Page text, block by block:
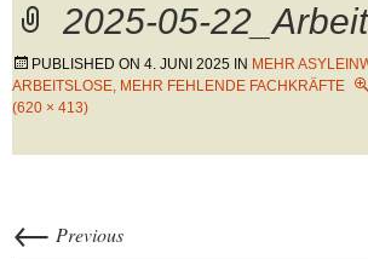
2025-05-
PUBLISHED ON 4. JUNI 2025 IN MEHR
ARBEITSLOSE, MEHR FEHLENDE FACHKRÄFTE
(620 × 413)
← Previous